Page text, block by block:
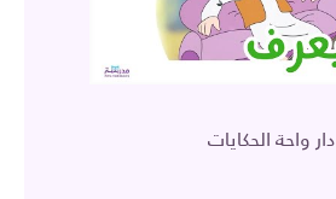
دار واحة الحكايات